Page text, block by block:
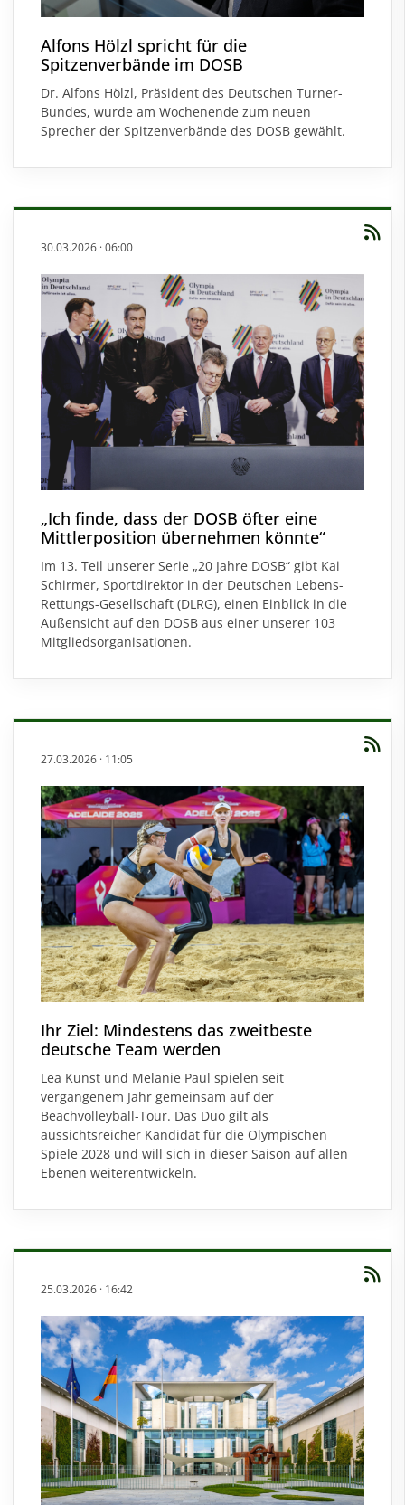
Alfons Hölzl spricht für die
Spitzenverbände im DOSB
Dr. Alfons Hölzl, Präsident des Deutschen Turner-
Bundes, wurde am Wochenende zum neuen
Sprecher der Spitzenverbände des DOSB gewählt.
30.03.2026 ·06:00
„Ich finde, dass der DOSB öfter eine
Mittlerposition übernehmen könnte“
Im 13. Teil unserer Serie „20 Jahre DOSB“ gibt Kai
Schirmer, Sportdirektor in der Deutschen Lebens-
Rettungs-Gesellschaft (DLRG), einen Einblick in die
Außensicht auf den DOSB aus einer unserer 103
Mitgliedsorganisationen.
27.03.2026 · 11:05
Ihr Ziel: Mindestens das zweitbeste
deutsche Team werden
Lea Kunst und Melanie Paul spielen seit
vergangenem Jahr gemeinsam auf der
Beachvolleyball-Tour. Das Duo gilt als
aussichtsreicher Kandidat für die Olympischen
Spiele 2028 und will sich in dieser Saison auf allen
Ebenen weiterentwickeln.
25.03.2026 · 16:42